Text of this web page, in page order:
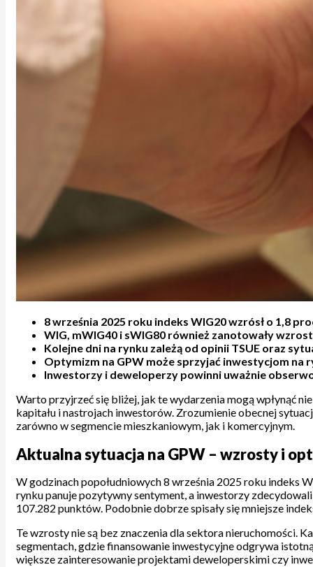
8 września 2025 roku indeks WIG20 wzrósł o 1,8
WIG, mWIG40 i sWIG80 również zanotowały
Kolejne dni na rynku zależą od opinii TSUE oraz
Optymizm na GPW może sprzyjać inwestycjom
Inwestorzy i deweloperzy powinni uważnie
Warto przyjrzeć się bliżej, jak te wydarzenia mogą wpłynąć
kapitału i nastrojach inwestorów. Zrozumienie obecnej
zarówno w segmencie mieszkaniowym, jak i komercyjnym.
Aktualna sytuacja na GPW – wzrosty i
W godzinach popołudniowych 8 września 2025 roku indeks
rynku panuje pozytywny sentyment, a inwestorzy
107.282 punktów. Podobnie dobrze spisały się mniejsze
Te wzrosty nie są bez znaczenia dla sektora nieruchomości.
segmentach, gdzie finansowanie inwestycyjne odgrywa
większe zainteresowanie projektami deweloperskimi czy